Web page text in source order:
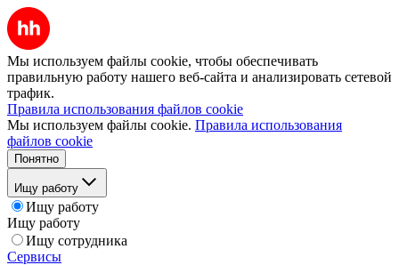
Мы используем файлы cookie, чтобы обеспечивать
правильную работу нашего веб-сайта и анализировать сетевой
трафик.
Правила использования файлов cookie
Мы используем файлы cookie. Правила использования
файлов cookie
Понятно
Ищу работу
Ищу работу
Ищу работу
Ищу сотрудника
Сервисы